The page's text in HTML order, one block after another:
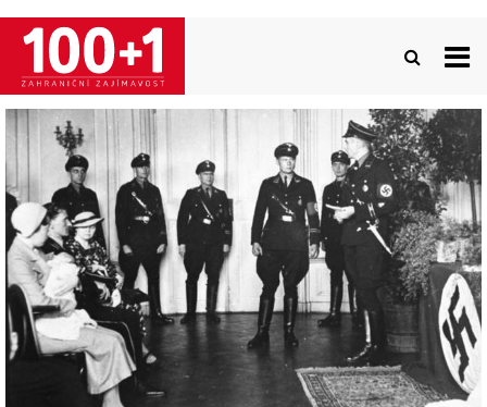
Přejít
hlavnímu
obsahu
Image